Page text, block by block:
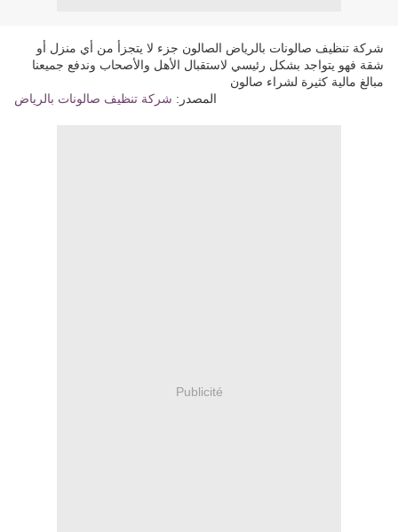
شركة تنظيف صالونات بالرياض الصالون جزء لا يتجزأ من أي منزل أو
شقة فهو يتواجد بشكل رئيسي لاستقبال الأهل والأصحاب وندفع جميعنا
مبالغ مالية كثيرة لشراء صالون
المصدر: شركة تنظيف صالونات بالرياض
Publicité